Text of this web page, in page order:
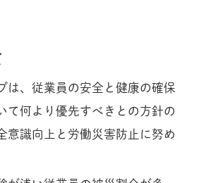
は、従業員の安全と健康の確保
て何より優先すべきとの方針の
意識向上と労働災害防止に努め